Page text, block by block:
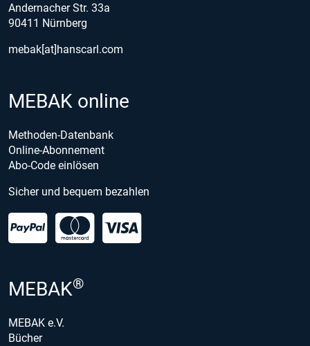
Andernacher Str. 33a
90411 Nürnberg
mebak[at]hanscarl.com
MEBAK online
Methoden-Datenbank
Online-Abonnement
Abo-Code einlösen
Sicher und bequem bezahlen
MEBAK®
MEBAK e.V.
Bücher